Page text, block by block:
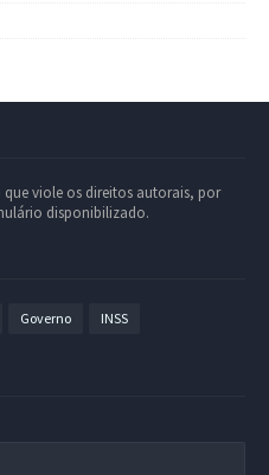
viole os direitos autorais, por
disponibilizado.
Governo INSS